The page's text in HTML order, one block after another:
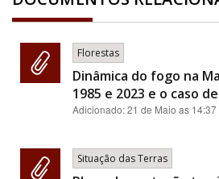
Florestas
Dinâmica do fogo na
1985 e 2023 e o caso
Adicionado:21 de Maio as 14:37
Situação das Terras